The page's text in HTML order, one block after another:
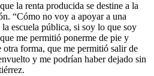
la renta producida se destine a la
“Cómo no voy a apoyar a una
escuela pública, si soy lo que soy
me permitió ponerme de pie y
otra forma, que me permitió salir de
y me podrían haber dejado sin